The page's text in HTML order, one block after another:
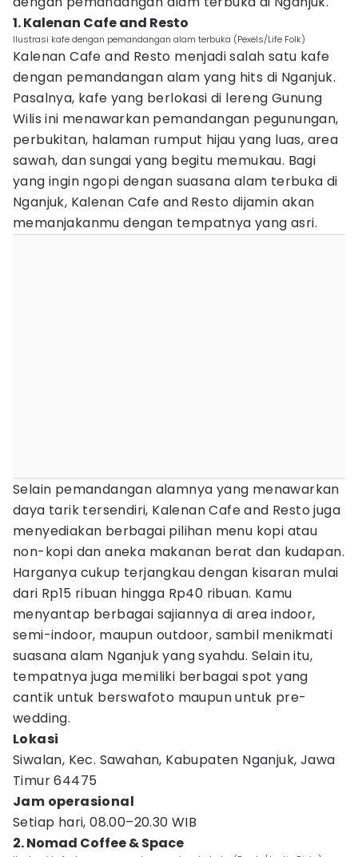
1. Kalenan Cafe and Resto
Ilustrasi kafe dengan pemandangan alam terbuka (Pexels/Life Folk)
Kalenan Cafe and Resto menjadi salah satu kafe
dengan pemandangan alam yang hits di Nganjuk.
Pasalnya, kafe yang berlokasi di lereng Gunung
Wilis ini menawarkan pemandangan pegunungan,
perbukitan, halaman rumput hijau yang luas, area
sawah, dan sungai yang begitu memukau. Bagi
yang ingin ngopi dengan suasana alam terbuka di
Nganjuk, Kalenan Cafe and Resto dijamin akan
memanjakanmu dengan tempatnya yang asri.
Selain pemandangan alamnya yang menawarkan
daya tarik tersendiri, Kalenan Cafe and Resto juga
menyediakan berbagai pilihan menu kopi atau
non-kopi dan aneka makanan berat dan kudapan.
Harganya cukup terjangkau dengan kisaran mulai
dari Rp15 ribuan hingga Rp40 ribuan. Kamu
menyantap berbagai sajiannya di area indoor,
semi-indoor, maupun outdoor, sambil menikmati
suasana alam Nganjuk yang syahdu. Selain itu,
tempatnya juga memiliki berbagai spot yang
cantik untuk berswafoto maupun untuk pre-
wedding.
Lokasi
Siwalan, Kec. Sawahan, Kabupaten Nganjuk, Jawa
Timur 64475
Jam operasional
Setiap hari, 08.00–20.30 WIB
2. Nomad Coffee & Space